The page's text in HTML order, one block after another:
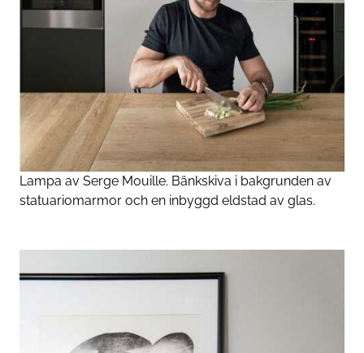
Lampa av Serge Mouille. Bänkskiva i bakgrunden av
statuariomarmor och en inbyggd eldstad av glas.